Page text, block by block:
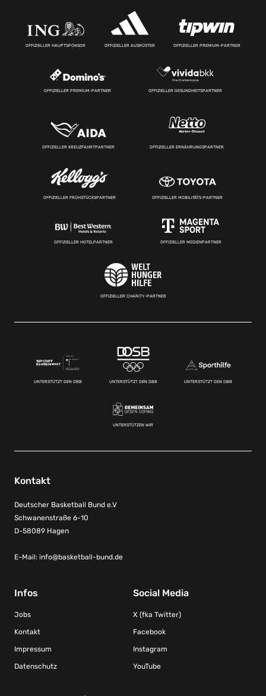
OFFIZIELLER HAUPTSPONSOR OFFIZIELLER AUSRÜSTER OFFIZIELLER PREMIUM-PARTNER
OFFIZIELLER PREMIUM-PARTNER OFFIZIELLER GESUNDHEITSPARTNER
OFFIZIELLER KREUZFAHRTPARTNER OFFIZIELLER ERNÄHRUNGSPARTNER
OFFIZIELLER FRÜHSTÜCKSPARTNER OFFIZIELLER MOBILITÄTS-PARTNER
OFFIZIELLER HOTELPARTNER OFFIZIELLER MEDIENPARTNER
OFFIZIELLER CHARITY-PARTNER
UNTERSTÜTZT DEN DBB UNTERSTÜTZT DEN DBB UNTERSTÜTZT DEN DBB
UNTERSTÜTZEN WIR
Kontakt
Deutscher Basketball Bund e.V
Schwanenstraße 6-10
D-58089 Hagen
E-Mail: info@basketball-bund.de
Infos
Jobs
Kontakt
Impressum
Datenschutz
Social Media
X (fka Twitter)
Facebook
Instagram
YouTube